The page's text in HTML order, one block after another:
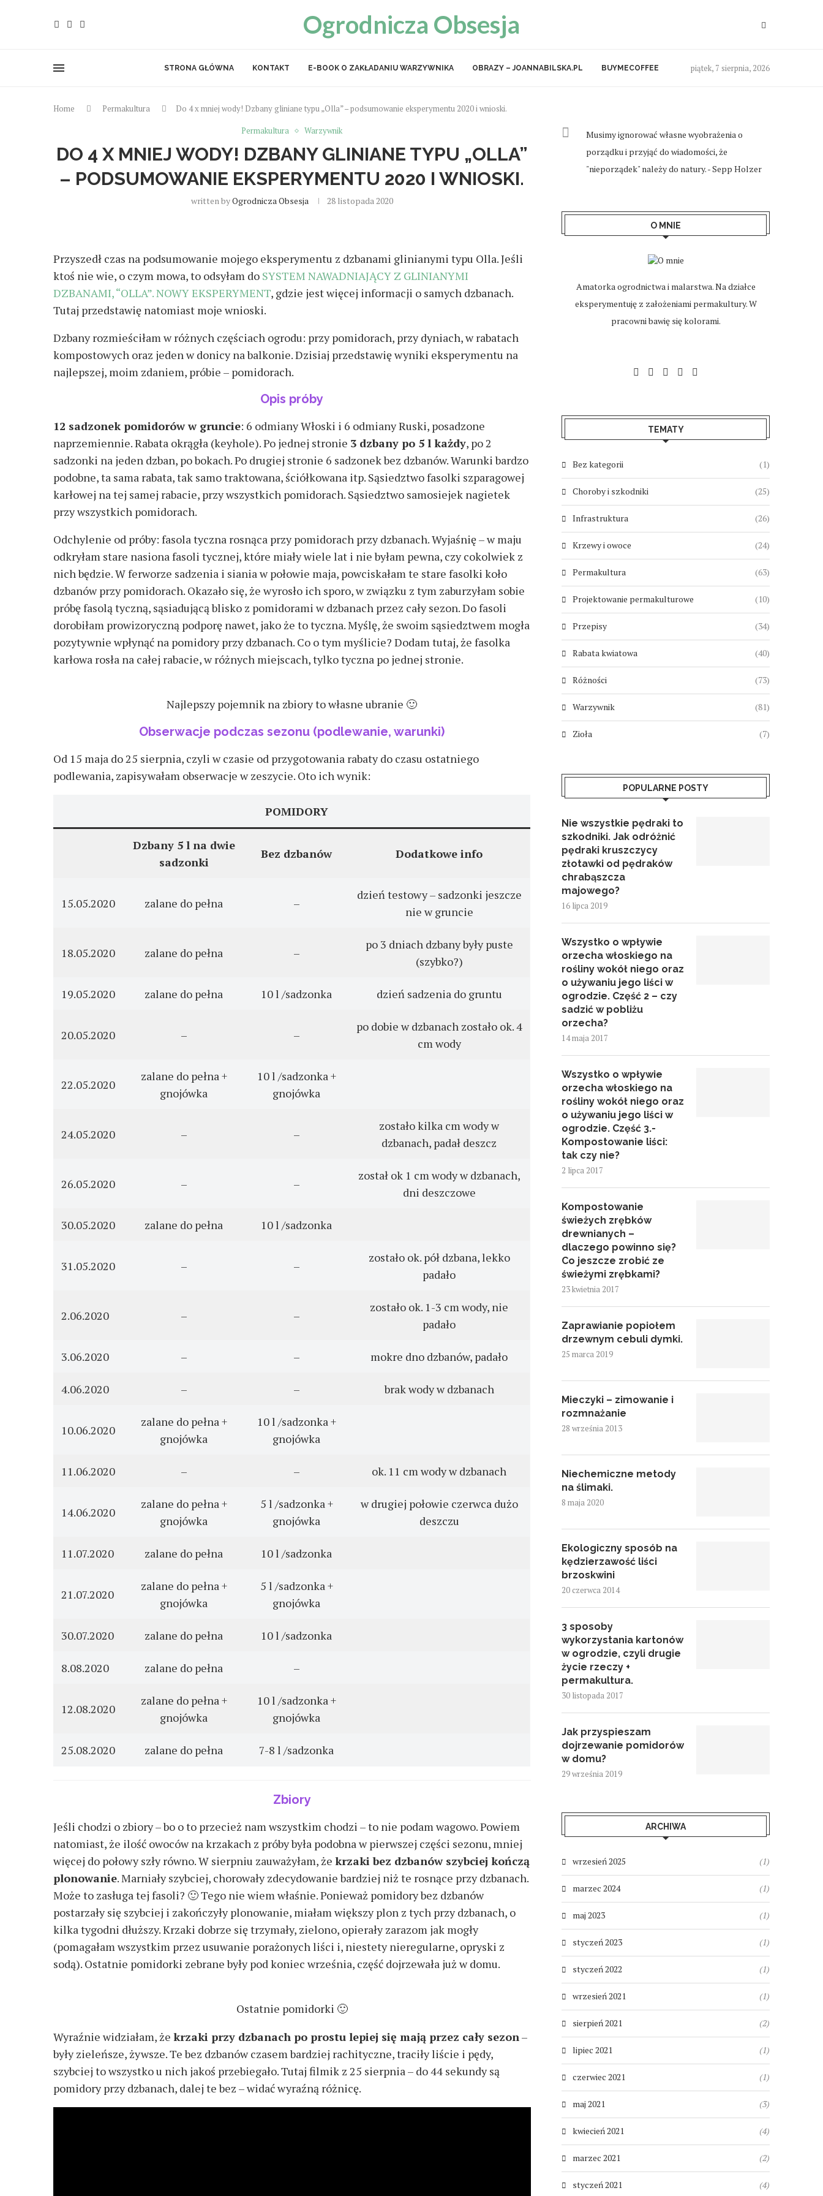
Ogrodnicza Obsesja
STRONA GŁÓWNA KONTAKT E-BOOK O ZAKŁADANIU WARZYWNIKA OBRAZY – JOANNABILSKA.PL BUYMECOFFEE piątek, 7 sierpnia, 2026
Home Permakultura
Do 4 x mniej wody! Dzbany gliniane typu „Olla” – podsumowanie eksperymentu 2020 i wnioski.
Permakultura
Warzywnik
DO 4 X MNIEJ WODY! DZBANY GLINIANE TYPU „OLLA”
– PODSUMOWANIE EKSPERYMENTU 2020 I WNIOSKI.
written byOgrodnicza Obsesja 28 listopada 2020
Przyszedł czas na podsumowanie mojego eksperymentu z dzbanami glinianymi typu Olla. Jeśli
ktoś nie wie, o czym mowa, to odsyłam do SYSTEM NAWADNIAJĄCY Z GLINIANYMI
DZBANAMI, “OLLA”. NOWY EKSPERYMENT, gdzie jest więcej informacji o samych dzbanach.
Tutaj przedstawię natomiast moje wnioski.
Dzbany rozmieściłam w różnych częściach ogrodu: przy pomidorach, przy dyniach, w rabatach
kompostowych oraz jeden w donicy na balkonie. Dzisiaj przedstawię wyniki eksperymentu na
najlepszej, moim zdaniem, próbie – pomidorach.
Opis próby
12 sadzonek pomidorów w gruncie: 6 odmiany Włoski i 6 odmiany Ruski, posadzone
naprzemiennie. Rabata okrągła (keyhole). Po jednej stronie 3 dzbany po 5 l każdy, po 2
sadzonki na jeden dzban, po bokach. Po drugiej stronie 6 sadzonek bez dzbanów. Warunki bardzo
podobne, ta sama rabata, tak samo traktowana, ściółkowana itp. Sąsiedztwo fasolki szparagowej
karłowej na tej samej rabacie, przy wszystkich pomidorach. Sąsiedztwo samosiejek nagietek
przy wszystkich pomidorach.
Odchylenie od próby: fasola tyczna rosnąca przy pomidorach przy dzbanach. Wyjaśnię – w maju
odkryłam stare nasiona fasoli tycznej, które miały wiele lat i nie byłam pewna, czy cokolwiek z
nich będzie. W ferworze sadzenia i siania w połowie maja, powciskałam te stare fasolki koło
dzbanów przy pomidorach. Okazało się, że wyrosło ich sporo, w związku z tym zaburzyłam sobie
próbę fasolą tyczną, sąsiadującą blisko z pomidorami w dzbanach przez cały sezon. Do fasoli
dorobiłam prowizoryczną podporę nawet, jako że to tyczna. Myślę, że swoim sąsiedztwem mogła
pozytywnie wpłynąć na pomidory przy dzbanach. Co o tym myślicie? Dodam tutaj, że fasolka
karłowa rosła na całej rabacie, w różnych miejscach, tylko tyczna po jednej stronie.
Najlepszy pojemnik na zbiory to własne ubranie 🙂
Obserwacje podczas sezonu (podlewanie, warunki)
Od 15 maja do 25 sierpnia, czyli w czasie od przygotowania rabaty do czasu ostatniego
podlewania, zapisywałam obserwacje w zeszycie. Oto ich wynik:
POMIDORY
Dzbany 5 l na dwie
sadzonki
Bez dzbanów Dodatkowe info
15.05.2020 zalane do pełna –
dzień testowy – sadzonki jeszcze
nie w gruncie
18.05.2020 zalane do pełna –
po 3 dniach dzbany były puste
(szybko?)
19.05.2020 zalane do pełna 10 l /sadzonka dzień sadzenia do gruntu
20.05.2020 – –
po dobie w dzbanach zostało ok. 4
cm wody
22.05.2020
zalane do pełna +
gnojówka
10 l /sadzonka +
gnojówka
24.05.2020 – –
zostało kilka cm wody w
dzbanach, padał deszcz
26.05.2020 – –
został ok 1 cm wody w dzbanach,
dni deszczowe
30.05.2020 zalane do pełna 10 l /sadzonka
31.05.2020 – –
zostało ok. pół dzbana, lekko
padało
2.06.2020 – –
zostało ok. 1-3 cm wody, nie
padało
3.06.2020 – – mokre dno dzbanów, padało
4.06.2020 – – brak wody w dzbanach
10.06.2020
zalane do pełna +
gnojówka
10 l /sadzonka +
gnojówka
11.06.2020 – – ok. 11 cm wody w dzbanach
14.06.2020
zalane do pełna +
gnojówka
5 l /sadzonka +
gnojówka
w drugiej połowie czerwca dużo
deszczu
11.07.2020 zalane do pełna 10 l /sadzonka
21.07.2020
zalane do pełna +
gnojówka
5 l /sadzonka +
gnojówka
30.07.2020 zalane do pełna 10 l /sadzonka
8.08.2020 zalane do pełna –
12.08.2020
zalane do pełna +
gnojówka
10 l /sadzonka +
gnojówka
25.08.2020 zalane do pełna 7-8 l /sadzonka
Zbiory
Jeśli chodzi o zbiory – bo o to przecież nam wszystkim chodzi – to nie podam wagowo. Powiem
natomiast, że ilość owoców na krzakach z próby była podobna w pierwszej części sezonu, mniej
więcej do połowy szły równo. W sierpniu zauważyłam, że krzaki bez dzbanów szybciej kończą
plonowanie. Marniały szybciej, chorowały zdecydowanie bardziej niż te rosnące przy dzbanach.
Może to zasługa tej fasoli? 🙂 Tego nie wiem właśnie. Ponieważ pomidory bez dzbanów
postarzały się szybciej i zakończyły plonowanie, miałam większy plon z tych przy dzbanach, o
kilka tygodni dłuższy. Krzaki dobrze się trzymały, zielono, opierały zarazom jak mogły
(pomagałam wszystkim przez usuwanie porażonych liści i, niestety nieregularne, opryski z
sodą). Ostatnie pomidorki zebrane były pod koniec września, część dojrzewała już w domu.
Ostatnie pomidorki 🙂
Wyraźnie widziałam, że krzaki przy dzbanach po prostu lepiej się mają przez cały sezon–
były zieleńsze, żywsze. Te bez dzbanów czasem bardziej rachityczne, traciły liście i pędy,
szybciej to wszystko u nich jakoś przebiegało. Tutaj filmik z 25 sierpnia – do 44 sekundy są
pomidory przy dzbanach, dalej te bez – widać wyraźną różnicę.
Musimy ignorować własne wyobrażenia o
porządku i przyjąć do wiadomości, że
"nieporządek" należy do natury. - Sepp Holzer
O MNIE
Amatorka ogrodnictwa i malarstwa. Na działce
eksperymentuję z założeniami permakultury. W
pracowni bawię się kolorami.
TEMATY
Bez kategorii (1)
Choroby i szkodniki (25)
Infrastruktura (26)
Krzewy i owoce (24)
Permakultura (63)
Projektowanie permakulturowe (10)
Przepisy (34)
Rabata kwiatowa (40)
Różności (73)
Warzywnik (81)
Zioła (7)
POPULARNE POSTY
Nie wszystkie pędraki to
szkodniki. Jak odróżnić
pędraki kruszczycy
złotawki od pędraków
chrabąszcza
majowego?
16 lipca 2019
Wszystko o wpływie
orzecha włoskiego na
rośliny wokół niego oraz
o używaniu jego liści w
ogrodzie. Część 2 – czy
sadzić w pobliżu
orzecha?
14 maja 2017
Wszystko o wpływie
orzecha włoskiego na
rośliny wokół niego oraz
o używaniu jego liści w
ogrodzie. Część 3.-
Kompostowanie liści:
tak czy nie?
2 lipca 2017
Kompostowanie
świeżych zrębków
drewnianych –
dlaczego powinno się?
Co jeszcze zrobić ze
świeżymi zrębkami?
23 kwietnia 2017
Zaprawianie popiołem
drzewnym cebuli dymki.
25 marca 2019
Mieczyki – zimowanie i
rozmnażanie
28 września 2013
Niechemiczne metody
na ślimaki.
8 maja 2020
Ekologiczny sposób na
kędzierzawość liści
brzoskwini
20 czerwca 2014
3 sposoby
wykorzystania kartonów
w ogrodzie, czyli drugie
życie rzeczy +
permakultura.
30 listopada 2017
Jak przyspieszam
dojrzewanie pomidorów
w domu?
29 września 2019
ARCHIWA
wrzesień 2025 (1)
marzec 2024 (1)
maj 2023 (1)
styczeń 2023 (1)
styczeń 2022 (1)
wrzesień 2021 (1)
sierpień 2021 (2)
lipiec 2021 (1)
czerwiec 2021 (1)
maj 2021 (3)
kwiecień 2021 (4)
marzec 2021 (2)
styczeń 2021 (4)